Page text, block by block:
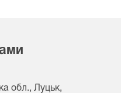
обл., Луцьк,